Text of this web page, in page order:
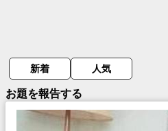
新着 人気
お題を報告する